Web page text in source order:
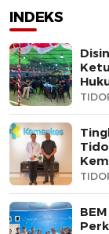
INDEKS